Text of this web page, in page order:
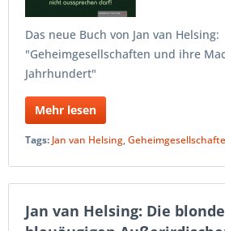
Das neue Buch von Jan van Helsing:
"Geheimgesellschaften und ihre
Jahrhundert"
Mehr lesen
Tags: Jan van Helsing,
Jan van Helsing: Die